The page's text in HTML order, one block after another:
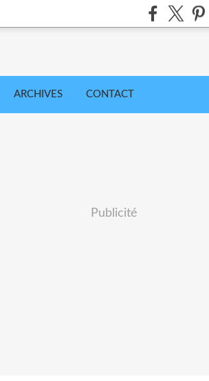
ARCHIVES CONTACT
Publicité